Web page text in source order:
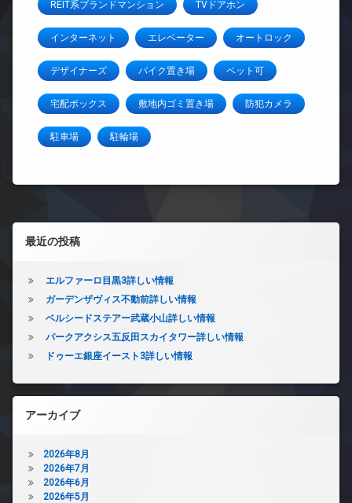
REIT系ブランドマンション TVドアホン
インターネット エレベーター オートロック
デザイナーズ バイク置き場 ペット可
宅配ボックス 敷地内ゴミ置き場 防犯カメラ
駐車場 駐輪場
左サイドバー
最近の投稿
エルファーロ目黒3詳しい情報
ガーデンザヴィス不動前詳しい情報
ベルシードステアー武蔵小山詳しい情報
パークアクシス五反田スカイタワー詳しい情報
ドゥーエ銀座イースト3詳しい情報
アーカイブ
2026年8月
2026年7月
2026年6月
2026年5月